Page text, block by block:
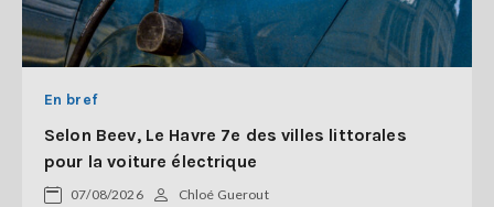
En bref
Selon Beev, Le Havre 7e des villes littorales
pour la voiture électrique
07/08/2026
Chloé Guerout